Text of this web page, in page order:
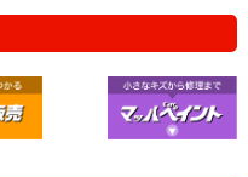
たみたいで楽しかったで
！